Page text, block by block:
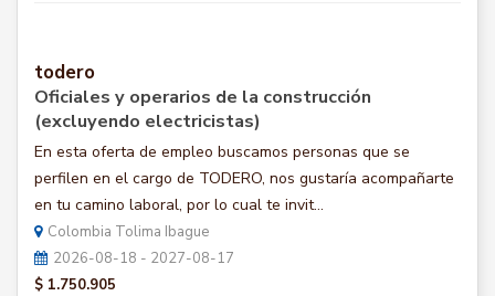
todero
Oficiales y operarios de la construcción
(excluyendo electricistas)
En esta oferta de empleo buscamos personas que se
perfilen en el cargo de TODERO, nos gustaría acompañarte
en tu camino laboral, por lo cual te invit...
Colombia Tolima Ibague
2026-08-18 - 2027-08-17
$ 1.750.905